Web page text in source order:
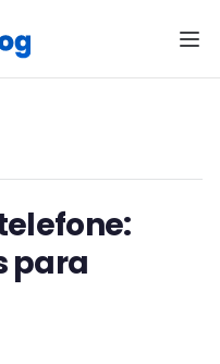
para